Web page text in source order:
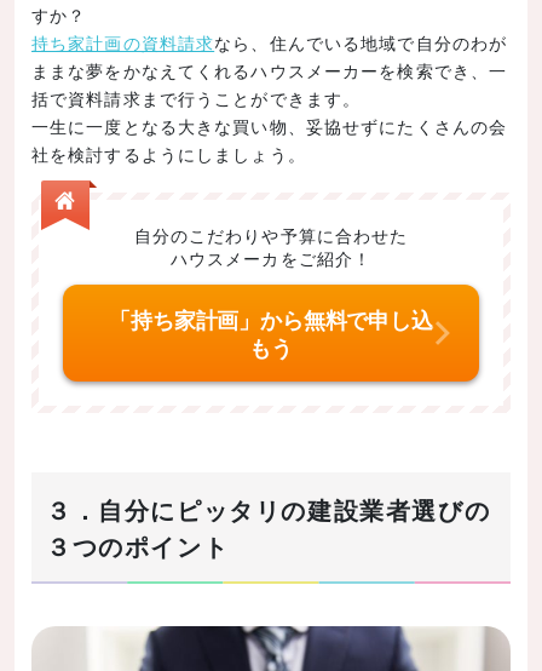
すか？
持ち家計画の資料請求なら、住んでいる地域で自分のわが
ままな夢をかなえてくれるハウスメーカーを検索でき、一
括で資料請求まで行うことができます。
一生に一度となる大きな買い物、妥協せずにたくさんの会
社を検討するようにしましょう。
自分のこだわりや予算に合わせた
ハウスメーカをご紹介！
「持ち家計画」から無料で申し込
もう
３．自分にピッタリの建設業者選びの
３つのポイント